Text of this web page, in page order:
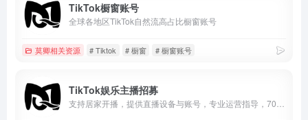
TikTok橱窗账号
全球各地区TikTok自然流高占比橱窗账号
莫卿相关资源 # Tiktok # 橱窗 # 橱窗账号
TikTok娱乐主播招募